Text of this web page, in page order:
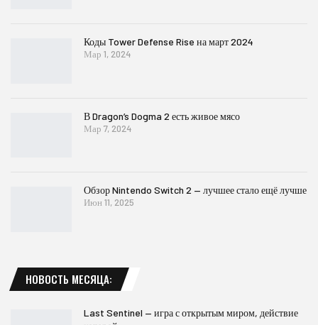
Коды Tower Defense Rise на март 2024
Мар 1, 2024
В Dragon’s Dogma 2 есть живое мясо
Мар 7, 2024
Обзор Nintendo Switch 2 — лучшее стало ещё лучше
Июн 11, 2025
НОВОСТЬ МЕСЯЦА:
Last Sentinel — игра с открытым миром, действие